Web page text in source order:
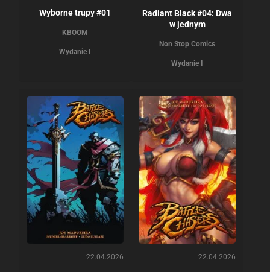
Wyborne trupy #01
KBOOM
Wydanie I
Radiant Black #04: Dwa
w jednym
Non Stop Comics
Wydanie I
22.04.2026 22.04.2026